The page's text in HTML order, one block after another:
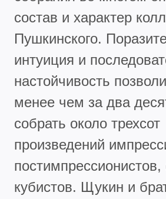
состав и характер
Пушкинского.
интуиция и
настойчивость
менее чем за два
собрать около трехсот
произведений
кубистов. Щукин и